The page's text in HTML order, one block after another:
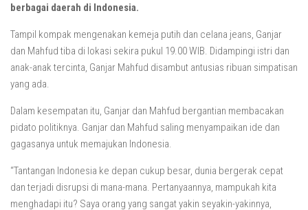
berbagai daerah di Indonesia.
Tampil kompak mengenakan kemeja putih dan celana jeans, Ganjar
dan Mahfud tiba di lokasi sekira pukul 19.00 WIB. Didampingi istri dan
anak-anak tercinta, Ganjar Mahfud disambut antusias ribuan simpatisan
yang ada.
Dalam kesempatan itu, Ganjar dan Mahfud bergantian membacakan
pidato politiknya. Ganjar dan Mahfud saling menyampaikan ide dan
gagasanya untuk memajukan Indonesia.
“Tantangan Indonesia ke depan cukup besar, dunia bergerak cepat
dan terjadi disrupsi di mana-mana. Pertanyaannya, mampukah kita
menghadapi itu? Saya orang yang sangat yakin seyakin-yakinnya,